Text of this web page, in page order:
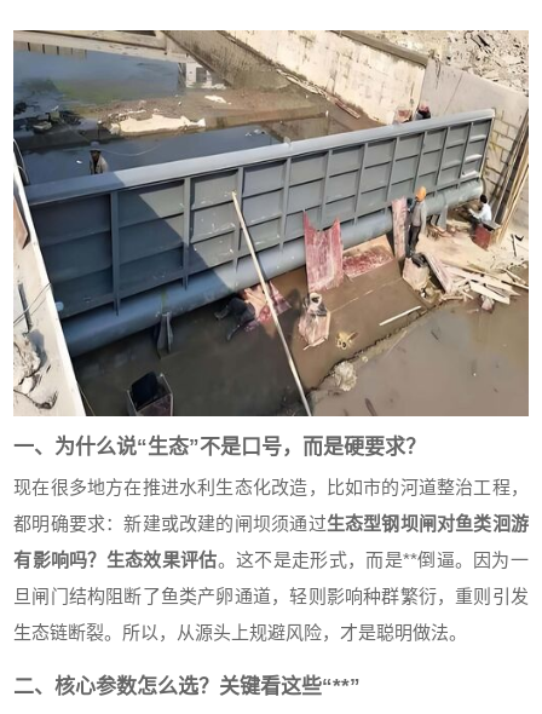
一、为什么说“生态”不是口号，而是硬要求？
现在很多地方在推进水利生态化改造，比如市的河道整治工程，
都明确要求：新建或改建的闸坝须通过生态型钢坝闸对鱼类洄游
有影响吗？生态效果评估。这不是走形式，而是**倒逼。因为一
旦闸门结构阻断了鱼类产卵通道，轻则影响种群繁衍，重则引发
生态链断裂。所以，从源头上规避风险，才是聪明做法。
二、核心参数怎么选？关键看这些“**”